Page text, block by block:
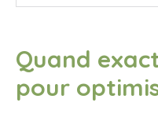
Quand
pour